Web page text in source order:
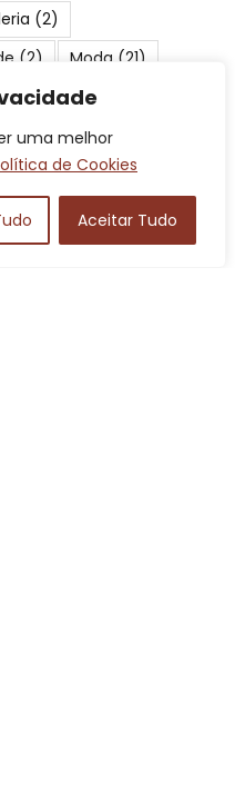
uma melhor
de Cookies
Aceitar Tudo
(2)
(2) Moda (21)
(2)
Pneus E Rodas
(2)
E Beleza(4)
Turismo(84)